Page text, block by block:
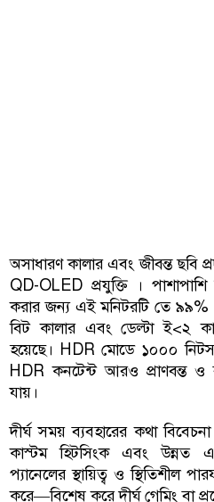
অসাধারণ কালার এবং জীবন্ত ছবি
QD-OLED প্রযুক্তি ।
করার জন্য এই মনিটরটি তে ৯৯%
বিট কালার এবং ডেল্টা ই<২
হয়েছে। HDR মোডে ১০০০
HDR কনটেন্ট আরও প্রাণবন্ত ও
যায়।
দীর্ঘ সময় ব্যবহারের কথা
কাস্টম হিটসিংক এবং উন্নত
প্যানেলের স্থায়িত্ব ও স্থিতিশীল
করে—বিশেষ করে দীর্ঘ গেমিং বা